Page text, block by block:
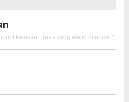
Ruas yang wajib ditandai *